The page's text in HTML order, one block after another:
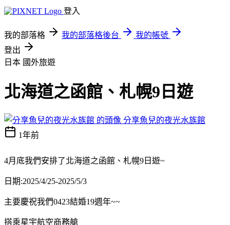
登入
我的部落格 我的部落格後台
我的帳號
登出
日本 國外旅遊
北海道之函館、札幌9日遊
分享魚兒的夜光水族館
1年前
4月底我們安排了北海道之函館、札幌9日遊~
日期:2025/4/25-2025/5/3
主要慶祝我們0423結婚19週年~~
搭乘星宇航空商務艙